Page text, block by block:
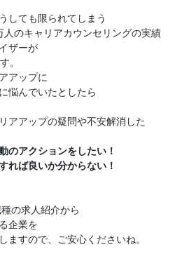
しても限られてしまう
のキャリアカウンセリングの実績
ザーが
。
アップに
悩んでいたとしたら
アアップの疑問や不安解消した
のアクションをしたい！
れば良いか分からない！
の求人紹介から
企業を
ますので、ご安心くださいね。